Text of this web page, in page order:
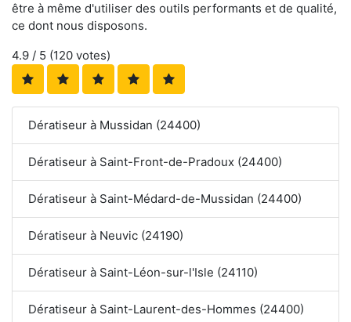
être à même d'utiliser des outils performants et de qualité,
ce dont nous disposons.
4.9 / 5 (120 votes)
Dératiseur à Mussidan (24400)
Dératiseur à Saint-Front-de-Pradoux (24400)
Dératiseur à Saint-Médard-de-Mussidan (24400)
Dératiseur à Neuvic (24190)
Dératiseur à Saint-Léon-sur-l'Isle (24110)
Dératiseur à Saint-Laurent-des-Hommes (24400)